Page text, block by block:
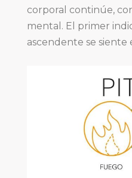
corporal continúe,
mental. El primer
ascendente se siente